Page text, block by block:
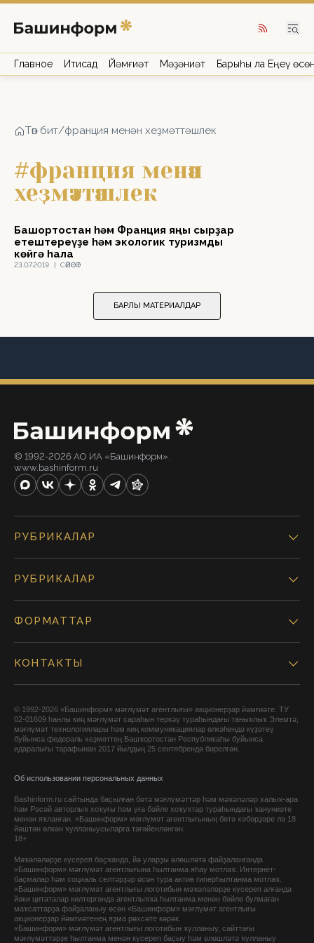
Главное Иҡтисад Йәмғиәт Мәҙәниәт Барыһы ла Еңеү
Төп бит/франция менән хеҙмәттәшлек
#франция менән
хеҙмәттәшлек
23.07.2019 | СӘЙӘСӘТ
Башҡортостан һәм Франция яңы сырҙар
етештереүҙе һәм экологик туризмды
көйгә һала
БАРЛЫҠ МАТЕРИАЛДАР
© 1992-2026 АО ИА «Башинформ».
www.bashinform.ru
РУБРИКАЛАР
РУБРИКАЛАР
ФОРМАТТАР
КОНТАКТЫ
© 1992-2026 «Башинформ» мәғлүмәт агентлығы» акционерҙар йәмғиәте. ТУ
02-01609 һанлы киң мәғлүмәт сараһын теркәү тураһындағы таныҡлыҡ Элемтә,
мәғлүмәт технологиялары һәм киң коммуникациялар өлкәһендә күҙәтеү
буйынса федераль хеҙмәттең Башҡортостан Республикаһы буйынса
идаралығы тарафынан 2017 йылдың 25 сентябрендә бирелгән.
Об использовании персональных данных
Bashinform.ru сайтында баҫылған бөтә мәғлүмәттәр һәм мәҡәләләр халыҡ-ара
һәм Рәсәй авторлыҡ хоҡуғы һәм уға бәйле хоҡуҡтар тураһындағы ҡануниәте
менән яҡланған. «Башинформ» мәғлүмәт агентлығының бөтә хәбәрҙәре лә 18
йәштән өлкән ҡулланыусыларға тәғәйенләнгән.
18+
Мәҡәләләрҙе күсереп баҫҡанда, йә уларҙы өлөшләтә файҙаланғанда
«Башинформ» мәғлүмәт агентлығына һылтанма яһау мотлаҡ. Интернет-
баҫмалар һәм социаль селтәрҙәр өсөн тура актив гиперһылтанма мотлаҡ.
«Башинформ» мәғлүмәт агентлығы логотибын мәҡәләләрҙе күсереп алғанда
йәки цитаталар килтергәндә агентлыҡҡа һылтанма менән бәйле булмаған
маҡсаттарҙа файҙаланыу өсөн «Башинформ» мәғлүмәт агентлығы
акционерҙар йәмғиәтенең яҙма рөхсәте кәрәк.
«Башинформ» мәғлүмәт агентлығы логотибын ҡулланыу, сайттағы
мәғлүмәттәрҙе һылтанма менән күсереп баҫыу һәм өлөшләтә ҡулланыу